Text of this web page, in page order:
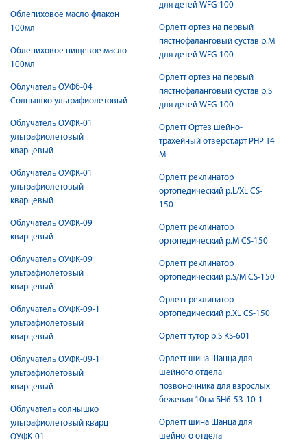
Облепиховое масло флакон
100мл
Облепиховое пищевое масло
100мл
Облучатель ОУФб-04
Солнышко ультрафиолетовый
Облучатель ОУФК-01
ультрафиолетовый
кварцевый
Облучатель ОУФК-01
ультрафиолетовый
кварцевый
Облучатель ОУФК-09
кварцевый
Облучатель ОУФК-09
ультрафиолетовый
кварцевый
Облучатель ОУФК-09-1
ультрафиолетовый
кварцевый
Облучатель ОУФК-09-1
ультрафиолетовый
кварцевый
Облучатель солнышко
ультрафиолетовый кварц
ОУФК-01
для детей WFG-100
Орлетт ортез на первый
пястнофаланговый сустав р.M
для детей WFG-100
Орлетт ортез на первый
пястнофаланговый сустав р.S
для детей WFG-100
Орлетт Ортез шейно-
трахейный отверст.арт РНР Т4
М
Орлетт реклинатор
ортопедический р.L/XL CS-
150
Орлетт реклинатор
ортопедический р.M CS-150
Орлетт реклинатор
ортопедический р.S/M CS-150
Орлетт реклинатор
ортопедический р.XL CS-150
Орлетт тутор р.S KS-601
Орлетт шина Шанца для
шейного отдела
позвоночника для взрослых
бежевая 10см БН6-53-10-1
Орлетт шина Шанца для
шейного отдела